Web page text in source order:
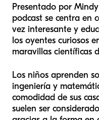
Presentado por
podcast se centra en
vez interesante y
los oyentes curiosos
maravillas científicas
Los niños aprenden
ingeniería y
comodidad de sus
suelen ser